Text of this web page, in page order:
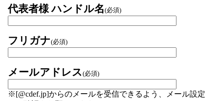
代表者様 ハンドル名(必須)
フリガナ(必須)
メールアドレス (必須)
※[@cdef.jp]からのメールを受信できるよう、メール設定